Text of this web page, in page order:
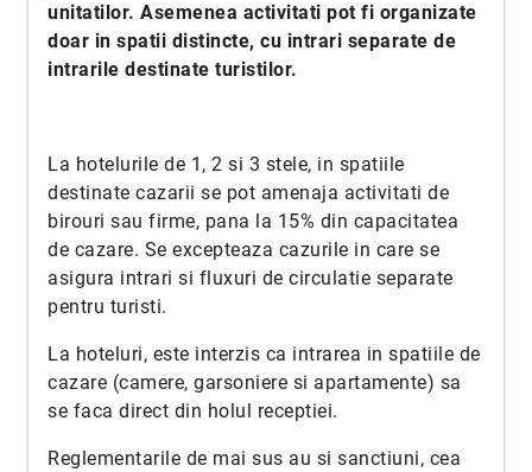
unitatilor. Asemenea activitati pot fi organizate
doar in spatii distincte, cu intrari separate de
intrarile destinate turistilor.
La hotelurile de 1, 2 si 3 stele, in spatiile
destinate cazarii se pot amenaja activitati de
birouri sau firme, pana la 15% din capacitatea
de cazare. Se excepteaza cazurile in care se
asigura intrari si fluxuri de circulatie separate
pentru turisti.
La hoteluri, este interzis ca intrarea in spatiile de
cazare (camere, garsoniere si apartamente) sa
se faca direct din holul receptiei.
Reglementarile de mai sus au si sanctiuni, cea